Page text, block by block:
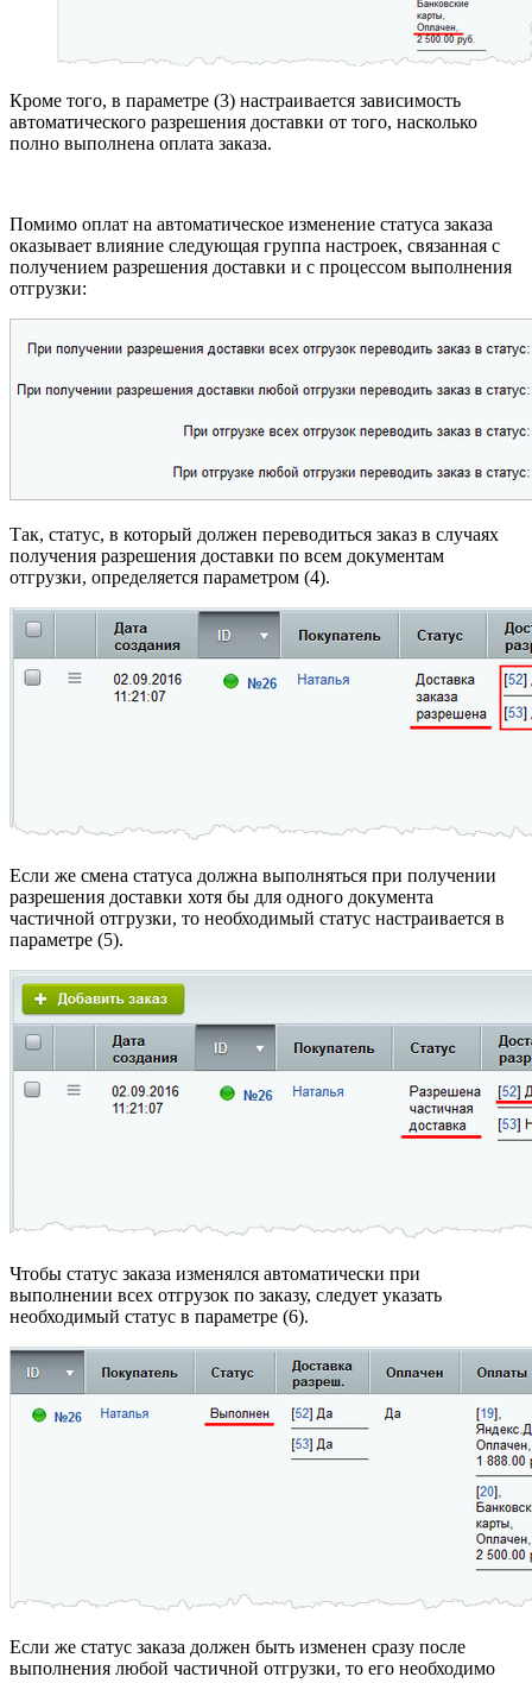
Кроме того, в параметре (3) настраивается зависимость
автоматического разрешения доставки от того, насколько
полно выполнена оплата заказа.
Помимо оплат на автоматическое изменение статуса заказа
оказывает влияние следующая группа настроек, связанная с
получением разрешения доставки и с процессом выполнения
отгрузки:
Так, статус, в который должен переводиться заказ в случаях
получения разрешения доставки по всем документам
отгрузки, определяется параметром (4).
Если же смена статуса должна выполняться при получении
разрешения доставки хотя бы для одного документа
частичной отгрузки, то необходимый статус настраивается в
параметре (5).
Чтобы статус заказа изменялся автоматически при
выполнении всех отгрузок по заказу, следует указать
необходимый статус в параметре (6).
Если же статус заказа должен быть изменен сразу после
выполнения любой частичной отгрузки, то его необходимо